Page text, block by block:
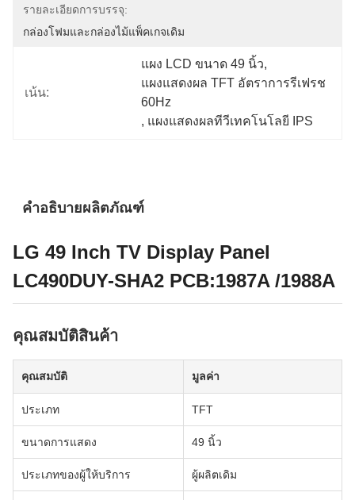
รายละเอียดการบรรจุ:
กล่องโฟมและกล่องไม้แพ็คเกจเดิม
เน้น:
แผง LCD ขนาด 49 นิ้ว,
แผงแสดงผล TFT อัตราการรีเฟรช
60Hz
, แผงแสดงผลทีวีเทคโนโลยี IPS
คำอธิบายผลิตภัณฑ์
LG 49 Inch TV Display Panel
LC490DUY-SHA2 PCB:1987A /1988A
คุณสมบัติสินค้า
คุณสมบัติ มูลค่า
ประเภท TFT
ขนาดการแสดง 49 นิ้ว
ประเภทของผู้ให้บริการ ผู้ผลิตเดิม